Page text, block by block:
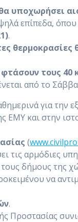
υποχωρήσει
επίπεδα, όπου
.
τους
από το
για την
ΕΜΥ και στην
(
τις αρμόδιες
τους δήμους της
να
.
Προστασίας